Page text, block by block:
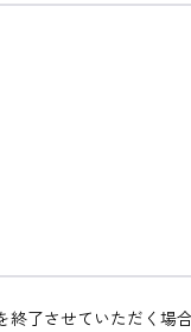
了させていただく場